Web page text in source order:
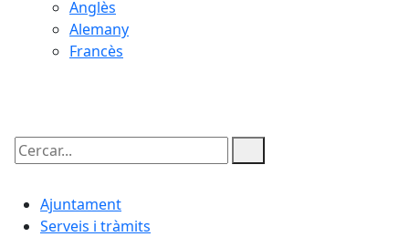
Anglès
Alemany
Francès
Cercar:
Ajuntament
Serveis i tràmits